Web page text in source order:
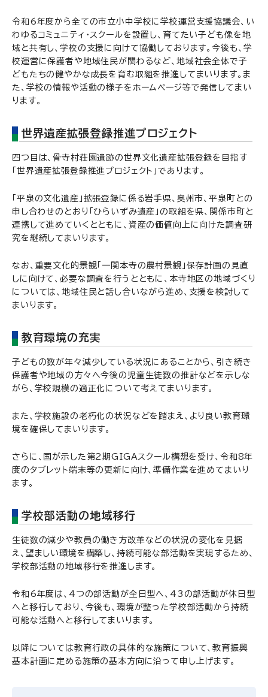
令和6年度から全ての市立小中学校に学校運営支援協議会、い
わゆるコミュニティ・スクールを設置し、育てたい子ども像を地
域と共有し、学校の支援に向けて協働しております。今後も、学
校運営に保護者や地域住民が関わるなど、地域社会全体で子
どもたちの健やかな成長を育む取組を推進してまいります。ま
た、学校の情報や活動の様子をホームページ等で発信してまい
ります。
世界遺産拡張登録推進プロジェクト
四つ目は、骨寺村荘園遺跡の世界文化遺産拡張登録を目指す
「世界遺産拡張登録推進プロジェクト」であります。
「平泉の文化遺産」拡張登録に係る岩手県、奥州市、平泉町との
申し合わせのとおり「ひらいずみ遺産」の取組を県、関係市町と
連携して進めていくとともに、資産の価値向上に向けた調査研
究を継続してまいります。
なお、重要文化的景観「一関本寺の農村景観」保存計画の見直
しに向けて、必要な調査を行うとともに、本寺地区の地域づくり
については、地域住民と話し合いながら進め、支援を検討して
まいります。
教育環境の充実
子どもの数が年々減少している状況にあることから、引き続き
保護者や地域の方々へ今後の児童生徒数の推計などを示しな
がら、学校規模の適正化について考えてまいります。
また、学校施設の老朽化の状況などを踏まえ、より良い教育環
境を確保してまいります。
さらに、国が示した第2期GIGAスクール構想を受け、令和8年
度のタブレット端末等の更新に向け、準備作業を進めてまいり
ます。
学校部活動の地域移行
生徒数の減少や教員の働き方改革などの状況の変化を見据
え、望ましい環境を構築し、持続可能な部活動を実現するため、
学校部活動の地域移行を推進します。
令和6年度は、4つの部活動が全日型へ、43の部活動が休日型
へと移行しており、今後も、環境が整った学校部活動から持続
可能な活動へと移行してまいります。
以降については教育行政の具体的な施策について、教育振興
基本計画に定める施策の基本方向に沿って申し上げます。